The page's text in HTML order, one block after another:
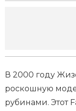
В 2000 году
роскошную
рубинами. Этот